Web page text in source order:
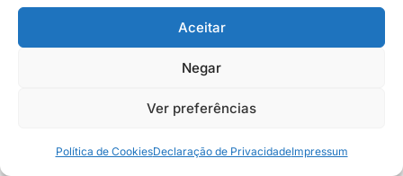
Aceitar
Negar
Ver preferências
Política de CookiesDeclaração de PrivacidadeImpressum
Por exemplo num trabalho de criação de um
novo artigo com aproximadamente 800
palavras, depois de analisado pelo cliente e
intermediarias estão a pagar a 1,00€ por artigo,
mas a maneira que vai ganhando pratica e